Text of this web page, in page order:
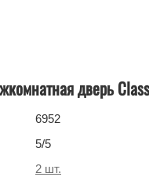
дверь
6952
5/5
2 шт.